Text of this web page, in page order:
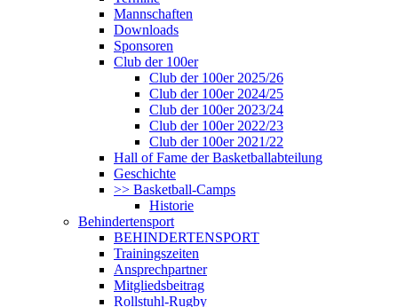
Mannschaften
Downloads
Sponsoren
Club der 100er
Club der 100er 2025/26
Club der 100er 2024/25
Club der 100er 2023/24
Club der 100er 2022/23
Club der 100er 2021/22
Hall of Fame der Basketballabteilung
Geschichte
>> Basketball-Camps
Historie
Behindertensport
BEHINDERTENSPORT
Trainingszeiten
Ansprechpartner
Mitgliedsbeitrag
Rollstuhl-Rugby